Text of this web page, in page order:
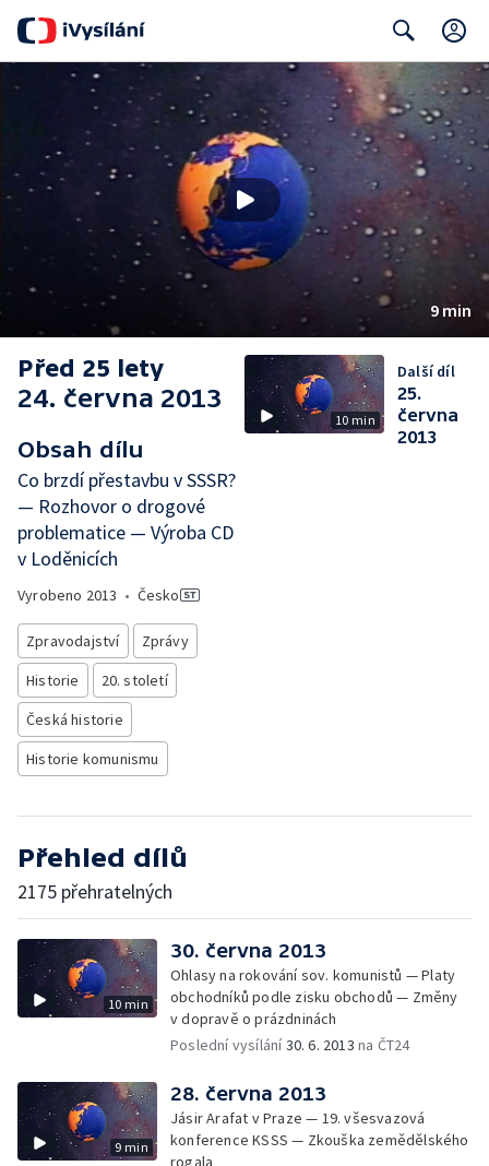
Search
9 min
Před 25 lety
24. června 2013
Obsah dílu
Co brzdí přestavbu v SSSR?
— Rozhovor o drogové
problematice — Výroba CD
v Loděnicích
Vyrobeno 2013 • Česko
Zpravodajství
Zprávy
Historie
20. století
Česká historie
Historie komunismu
10 min
Další díl
25.
června
2013
Přehled dílů
2175 přehratelných
10 min
30. června 2013
Ohlasy na rokování sov. komunistů — Platy
obchodníků podle zisku obchodů — Změny
v dopravě o prázdninách
Poslední vysílání30. 6. 2013 na ČT24
9 min
28. června 2013
Jásir Arafat v Praze — 19. všesvazová
konference KSSS — Zkouška zemědělského
rogala